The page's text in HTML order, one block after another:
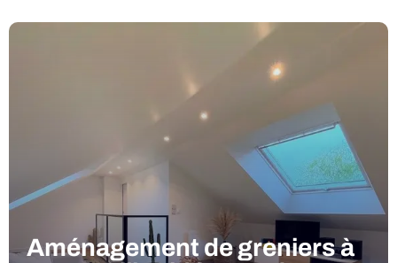
Aménagement de greniers à